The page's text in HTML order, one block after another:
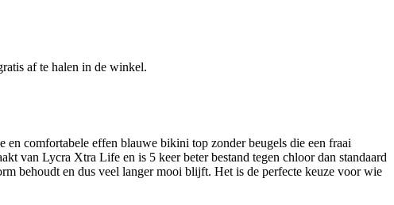
af te halen in de winkel.
comfortabele effen blauwe bikini top zonder beugels die een fraai
van Lycra Xtra Life en is 5 keer beter bestand tegen chloor dan standaard
behoudt en dus veel langer mooi blijft. Het is de perfecte keuze voor wie